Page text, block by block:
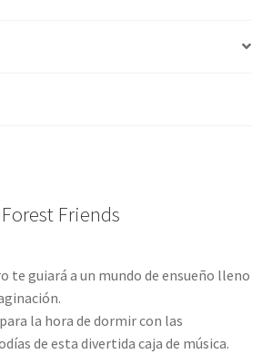
Friends
te guiará a un mundo de ensueño lleno
la hora de dormir con las
de esta divertida caja de música.